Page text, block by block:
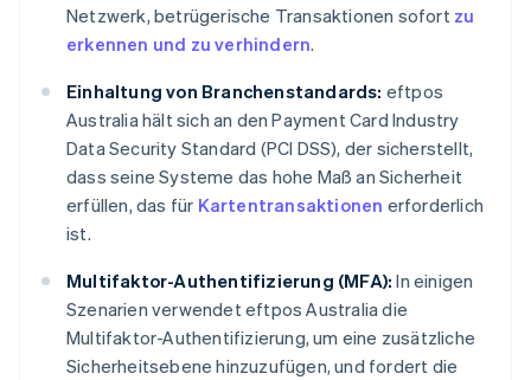
Netzwerk, betrügerische Transaktionen sofort zu
erkennen und zu verhindern.
Einhaltung von Branchenstandards: eftpos
Australia hält sich an den Payment Card Industry
Data Security Standard (PCI DSS), der sicherstellt,
dass seine Systeme das hohe Maß an Sicherheit
erfüllen, das für Kartentransaktionen erforderlich
ist.
Multifaktor-Authentifizierung (MFA): In einigen
Szenarien verwendet eftpos Australia die
Multifaktor-Authentifizierung, um eine zusätzliche
Sicherheitsebene hinzuzufügen, und fordert die